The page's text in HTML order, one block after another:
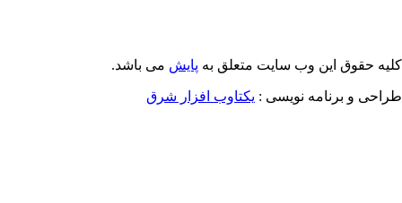
حقوق این وب سایت متعلق بهپایشمی باشد.
و برنامه نویسی : یکتاوب افزار شرق